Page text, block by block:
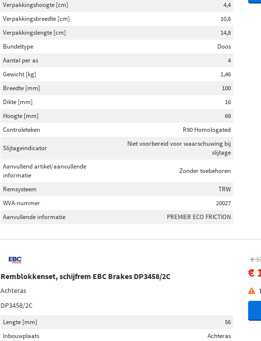
Verpakkingshoogte [cm]
4,4
Verpakkingsbreedte [cm]
10,6
Verpakkingslengte [cm]
14,8
Bundeltype
Doos
Aantal per as
4
Gewicht [kg]
1,46
Breedte [mm]
100
Dikte [mm]
16
Hoogte [mm]
68
Controleteken
R90 Homologated
Slijtageindicator
Niet voorbereid voor waarschuwing bij
slijtage
Aanvullend artikel/aanvullende
informatie
Zonder toebehoren
Remsysteem
TRW
WVA-nummer
20027
Aanvullende informatie
PREMIER ECO FRICTION
Remblokkenset, schijfrem EBC Brakes DP3458/2C
Achteras
DP3458/2C
Lengte [mm]
56
Inbouwplaats
Achteras
€
€